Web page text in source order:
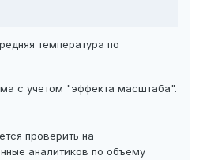
температура по
с учетом "эффекта масштаба".
проверить на
аналитиков по объему